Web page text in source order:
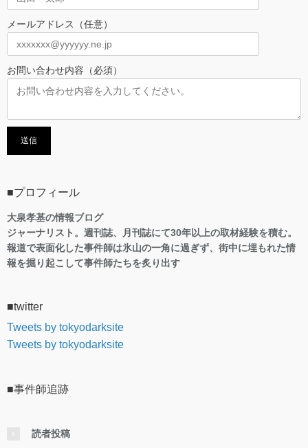
メールアドレス（任意）
お問い合わせ内容（必須）
■プロフィール
大泉孝基の情報ブログ
ジャーナリスト。週刊誌、月刊誌にて30年以上の取材経験を積む。
報道で表面化した事件師は氷山の一角に過ぎず、街中に埋もれた情
報を掘り起こして事件師たちを炙り出す
■twitter
Tweets by tokyodarksite
Tweets by tokyodarksite
■事件師追跡
読者投稿